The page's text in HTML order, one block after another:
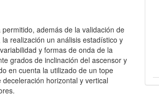
además de la validación de
realización un análisis estadístico y
y formas de onda de la
grados de inclinación del ascensor y
en cuenta la utilizado de un tope
horizontal y vertical